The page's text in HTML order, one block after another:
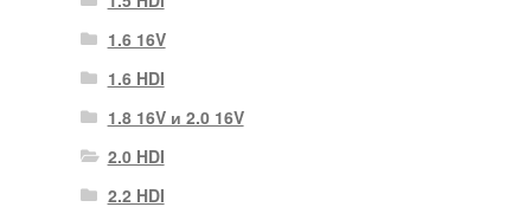
1.6 16V
1.6 HDI
1.8 16V и 2.0 16V
2.0 HDI
2.2 HDI